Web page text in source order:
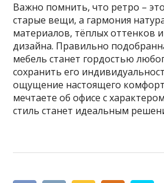
Важно помнить, что ретро –
старые вещи, а гармония
материалов, тёплых оттенков
дизайна. Правильно
мебель станет гордостью
сохранить его
ощущение настоящего
мечтаете об офисе с
стиль станет идеальным